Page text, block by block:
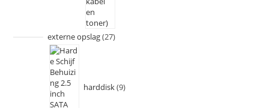
externe opslag 27
harddisk 9